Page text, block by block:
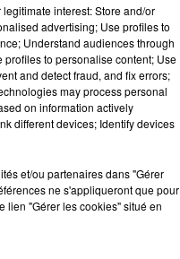
album au
interest: Store and/or
advertising; Use profiles to
Understand audiences through
to personalise content; Use
and detect fraud, and fix errors;
may process personal
on information actively
different devices; Identify devices
et/ou partenaires dans "Gérer
ne s'appliqueront que pour
lien "Gérer les cookies" situé en